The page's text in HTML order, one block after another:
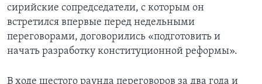
сирийские сопредседатели, с которым он
встретился впервые перед недельными
переговорами, договорились «подготовить и
начать разработку конституционной реформы».
В ходе шестого раунда переговоров за два года и